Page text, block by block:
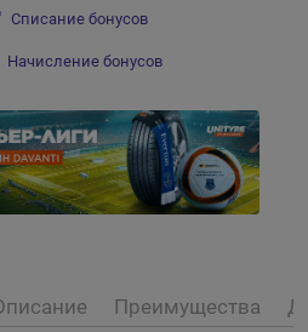
Списание бонусов
Начисление бонусов
Преимущества